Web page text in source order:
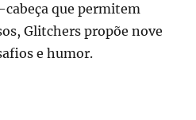
cabeça que permitem
Glitchers propõe nove
e humor.